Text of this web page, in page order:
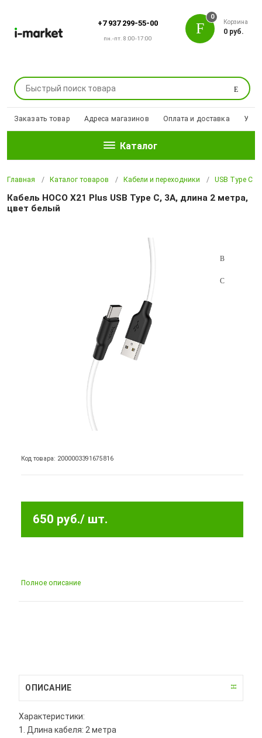
+7 937 299-55-00
пн.-пт. 8:00-17:00
Поиск
0
Корзина
0 руб.
Заказать товар Адреса магазинов Оплата и доставка
Каталог
Главная Каталог товаров Кабели и переходники USB Type С
Кабель HOCO X21 Plus USB Type C, 3A, длина 2 метра,
цвет белый
Код товара: 2000003391675816
650 руб./ шт.
Полное описание
ОПИСАНИЕ
Характеристики:
1. Длина кабеля: 2 метра